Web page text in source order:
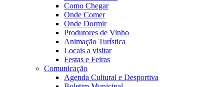
Como Chegar
Onde Comer
Onde Dormir
Produtores de Vinho
Animação Turística
Locais a visitar
Festas e Feiras
Comunicação
Agenda Cultural e Desportiva